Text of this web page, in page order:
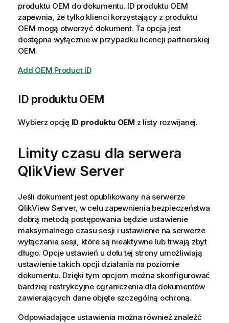
produktu OEM do dokumentu. ID produktu OEM
zapewnia, że tylko klienci korzystający z produktu
OEM mogą otworzyć dokument. Ta opcja jest
dostępna wyłącznie w przypadku licencji partnerskiej
OEM.
Add OEM Product ID
ID produktu OEM
Wybierz opcję ID produktu OEM z listy rozwijanej.
Limity czasu dla serwera
QlikView Server
Jeśli dokument jest opublikowany na serwerze
QlikView Server, w celu zapewnienia bezpieczeństwa
dobrą metodą postępowania będzie ustawienie
maksymalnego czasu sesji i ustawienie na serwerze
wyłączania sesji, które są nieaktywne lub trwają zbyt
długo. Opcje ustawień u dołu tej strony umożliwiają
ustawienie takich opcji działania na poziomie
dokumentu. Dzięki tym opcjom można skonfigurować
bardziej restrykcyjne ograniczenia dla dokumentów
zawierających dane objęte szczególną ochroną.
Odpowiadające ustawienia można również znaleźć